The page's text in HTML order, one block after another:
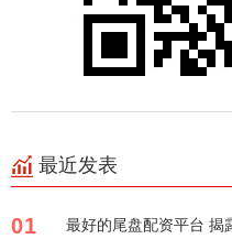
最近发表
01 最好的尾盘配资平台 揭